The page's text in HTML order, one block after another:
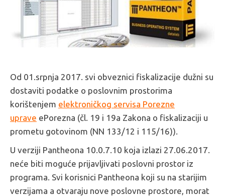
Od 01.srpnja 2017. svi obveznici fiskalizacije dužni su
dostaviti podatke o poslovnim prostorima
korištenjem elektroničkog servisa Porezne
uprave ePorezna (čl. 19 i 19a Zakona o fiskalizaciji u
prometu gotovinom (NN 133/12 i 115/16)).
U verziji Pantheona 10.0.7.10 koja izlazi 27.06.2017.
neće biti moguće prijavljivati poslovni prostor iz
programa. Svi korisnici Pantheona koji su na starijim
verzijama a otvaraju nove poslovne prostore, morat